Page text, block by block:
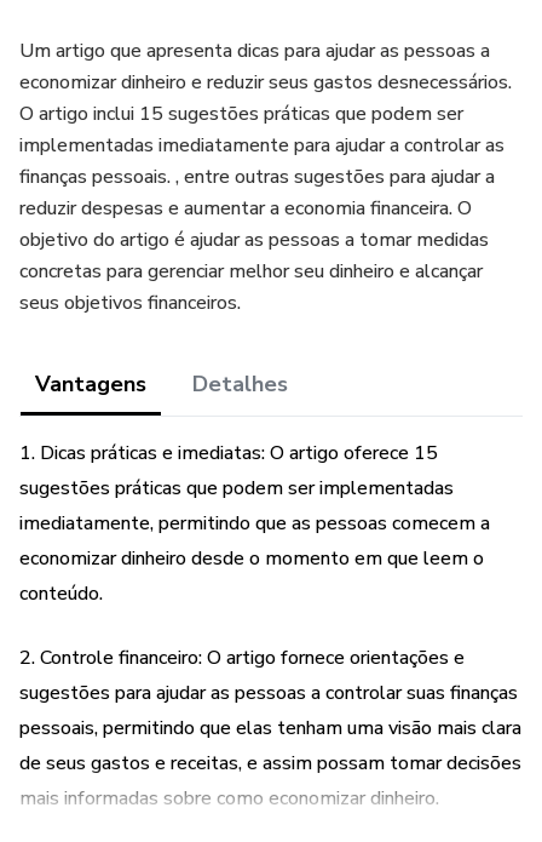
Um artigo que apresenta dicas para ajudar as pessoas a
economizar dinheiro e reduzir seus gastos desnecessários.
O artigo inclui 15 sugestões práticas que podem ser
implementadas imediatamente para ajudar a controlar as
finanças pessoais. , entre outras sugestões para ajudar a
reduzir despesas e aumentar a economia financeira. O
objetivo do artigo é ajudar as pessoas a tomar medidas
concretas para gerenciar melhor seu dinheiro e alcançar
seus objetivos financeiros.
Vantagens Detalhes
1. Dicas práticas e imediatas: O artigo oferece 15
sugestões práticas que podem ser implementadas
imediatamente, permitindo que as pessoas comecem a
economizar dinheiro desde o momento em que leem o
conteúdo.
2. Controle financeiro: O artigo fornece orientações e
sugestões para ajudar as pessoas a controlar suas finanças
pessoais, permitindo que elas tenham uma visão mais clara
de seus gastos e receitas, e assim possam tomar decisões
mais informadas sobre como economizar dinheiro.